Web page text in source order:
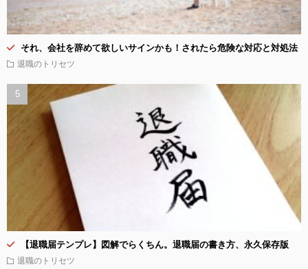
それ、会社を辞めて欲しいサインかも！されたら危険な対応と対処法
退職のトリセツ
【退職届テンプレ】図解でらくちん。退職届の書き方、永久保存版
退職のトリセツ